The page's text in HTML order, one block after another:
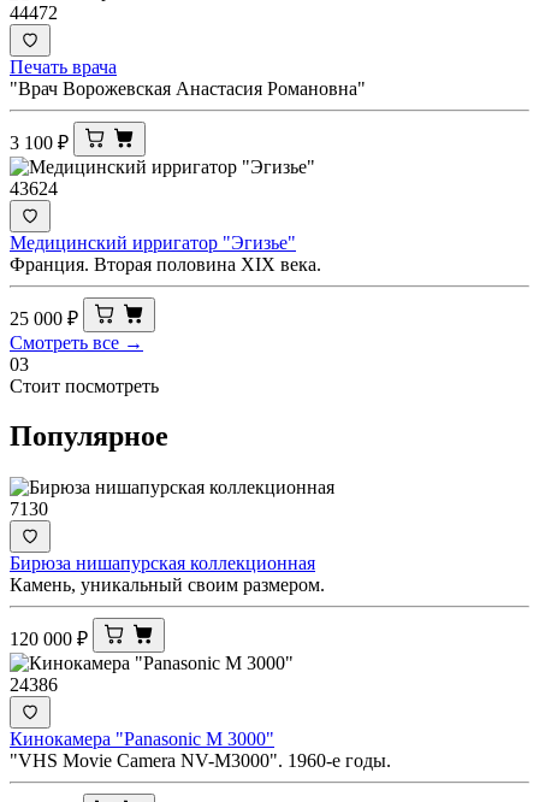
44472
Печать врача
"Врач Ворожевская Анастасия Романовна"
3 100 ₽
43624
Медицинский ирригатор "Эгизье"
Франция. Вторая половина XIX века.
25 000 ₽
Смотреть все →
03
Стоит посмотреть
Популярное
7130
Бирюза нишапурская коллекционная
Камень, уникальный своим размером.
120 000 ₽
24386
Кинокамера "Panasonic M 3000"
"VHS Movie Camera NV-M3000". 1960-е годы.